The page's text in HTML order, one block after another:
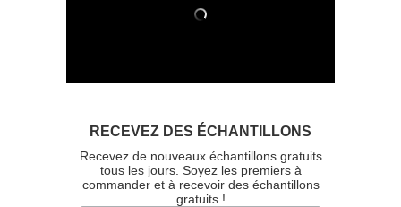
RECEVEZ DES ÉCHANTILLONS
Recevez de nouveaux échantillons gratuits
tous les jours. Soyez les premiers à
commander et à recevoir des échantillons
gratuits !